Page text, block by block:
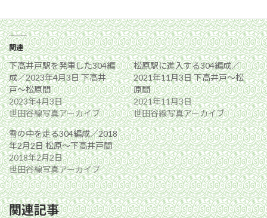
関連
下高井戸駅を発車した304編
成／2023年4月3日 下高井
戸〜松原間
2023年4月3日
世田谷線写真アーカイブ
松原駅に進入する304編成／
2021年11月3日 下高井戸〜松
原間
2021年11月3日
世田谷線写真アーカイブ
雪の中を走る304編成／2018
年2月2日 松原〜下高井戸間
2018年2月2日
世田谷線写真アーカイブ
関連記事